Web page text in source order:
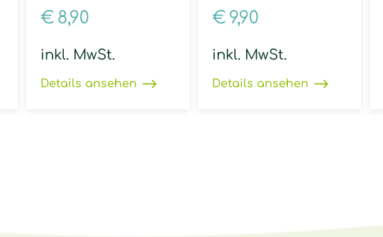
€ 8,90
inkl. MwSt.
Details ansehen
€ 9,90
inkl. MwSt.
Details ansehen